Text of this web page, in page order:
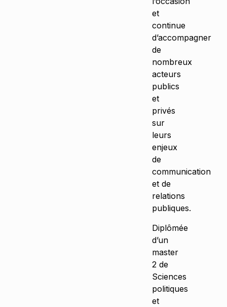
et
continue
d’accompagner
de
nombreux
acteurs
publics
et
privés
sur
leurs
enjeux
de
communication
et de
relations
publiques.
Diplômée
d’un
master
2 de
Sciences
politiques
et